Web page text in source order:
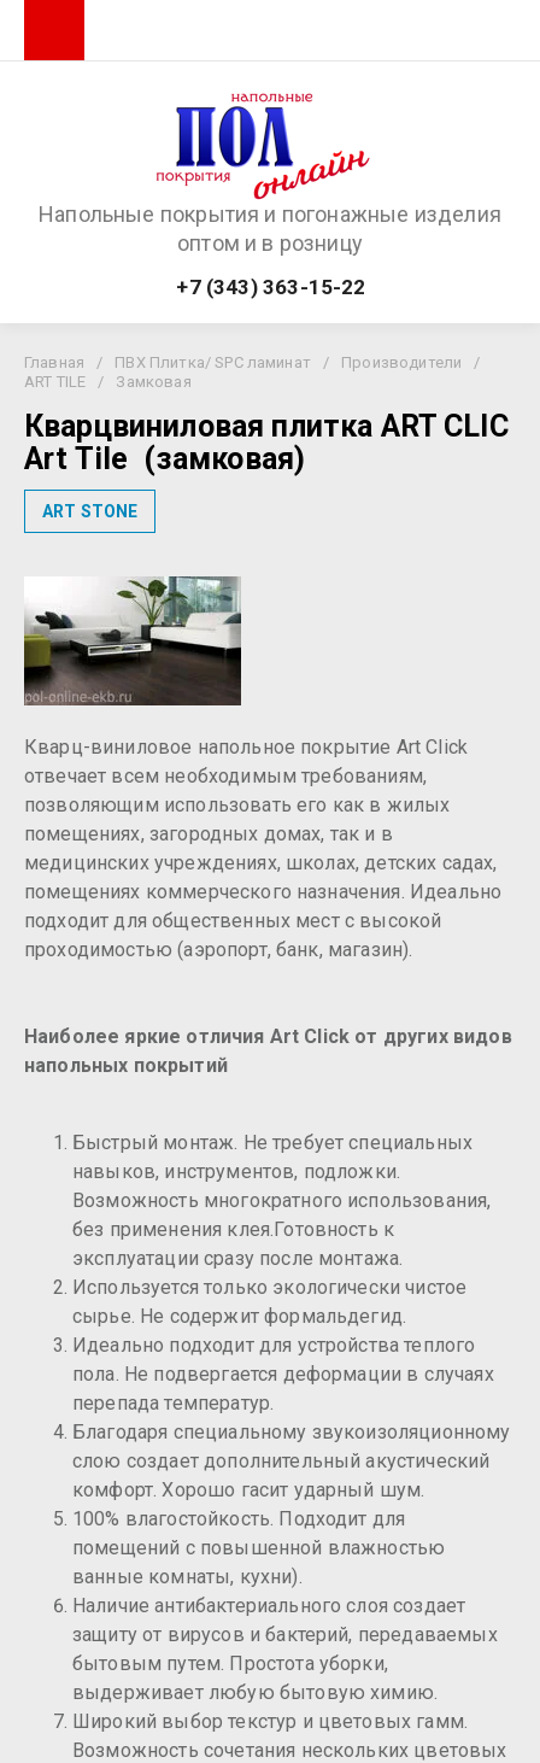
Напольные покрытия и погонажные изделия
оптом и в розницу
+7 (343) 363-15-22
Главная / ПВХ Плитка/ SPC ламинат / Производители
/
ART TILE
/ Замковая
Кварцвиниловая плитка ART CLIC
Art Tile (замковая)
ART STONE
Кварц-виниловое напольное покрытие Art Click
отвечает всем необходимым требованиям,
позволяющим использовать его как в жилых
помещениях, загородных домах, так и в
медицинских учреждениях, школах, детских садах,
помещениях коммерческого назначения. Идеально
подходит для общественных мест с высокой
проходимостью (аэропорт, банк, магазин).
Наиболее яркие отличия Art Click от других видов
напольных покрытий
Быстрый монтаж. Не требует специальных
навыков, инструментов, подложки.
Возможность многократного использования,
без применения клея.Готовность к
эксплуатации сразу после монтажа.
Используется только экологически чистое
сырье. Не содержит формальдегид.
Идеально подходит для устройства теплого
пола. Не подвергается деформации в случаях
перепада температур.
Благодаря специальному звукоизоляционному
слою создает дополнительный акустический
комфорт. Хорошо гасит ударный шум.
100% влагостойкость. Подходит для
помещений с повышенной влажностью
ванные комнаты, кухни).
Наличие антибактериального слоя создает
защиту от вирусов и бактерий, передаваемых
бытовым путем. Простота уборки,
выдерживает любую бытовую химию.
Широкий выбор текстур и цветовых гамм.
Возможность сочетания нескольких цветовых